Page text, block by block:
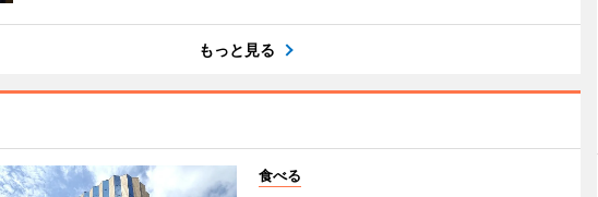
もっと見る
食べる